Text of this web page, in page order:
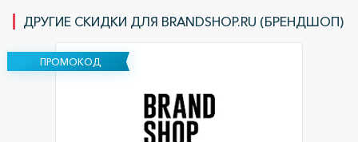
ДРУГИЕ СКИДКИ ДЛЯ BRANDSHOP.RU (БРЕНДШОП)
ПРОМОКОД